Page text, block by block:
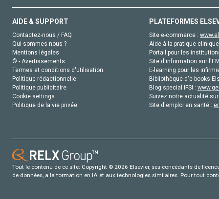
AIDE & SUPPORT
Contactez-nous / FAQ
Qui sommes-nous ?
Mentions légales
© - Avertissements
Termes et conditions d'utilisation
Politique rédactionnelle
Politique publicitaire
Cookie settings
Politique de la vie privée
PLATEFORMES
Site e-commerce :
Aide à la pratique
Portail pour les
Site d'information sur
E-learning pour les
Bibliothèque d'e-books
Blog special IFSI :
Suivez notre actualité
Site d'emploi en santé :
Tout le contenu de ce site: Copyright © 2026 Elsevier, ses concédants de
de données, a la formation en IA et aux technologies similaires. Pour tout